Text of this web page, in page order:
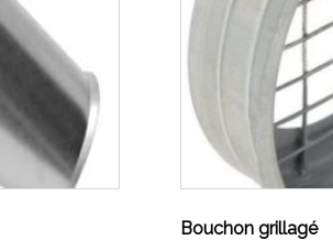
Bouchon grillagé